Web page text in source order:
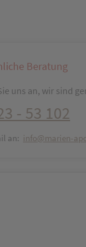
Beratung
uns an, wir sind
- 53 102
an: info@marien-